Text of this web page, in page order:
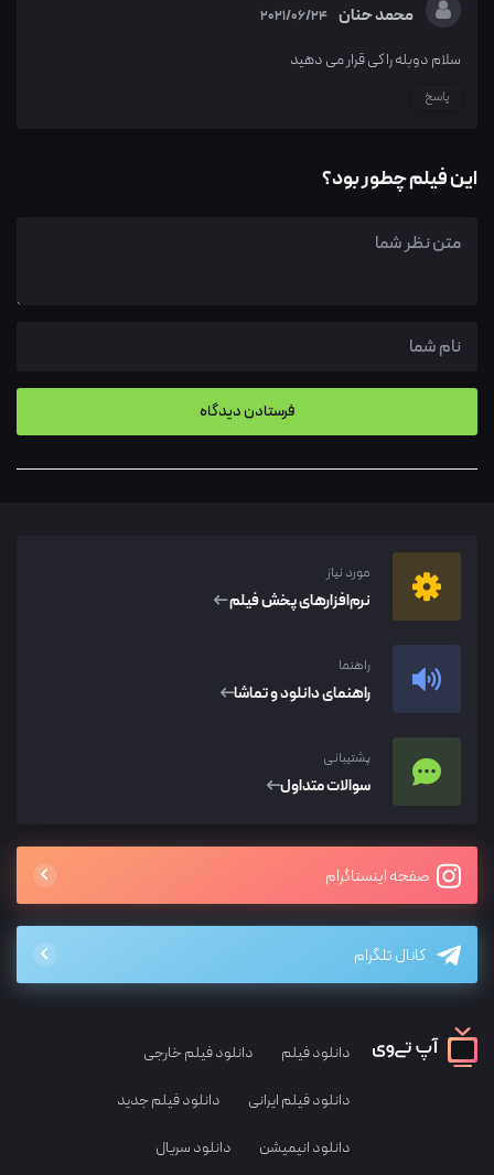
محمد حنان 2021/06/24
سلام دوبله را کی قرار می دهید
پاسخ
این فیلم چطور بود؟
مورد نیاز
نرم‌افزار‌های پخش فیلم
راهنما
راهنمای دانلود و تماشا
پشتیبانی
سوالات متداول
صفحه اینستاگرام
کانال تلگرام
دانلود فیلم دانلود فیلم خارجی
دانلود فیلم ایرانی دانلود فیلم جدید
دانلود انیمیشن دانلود سریال